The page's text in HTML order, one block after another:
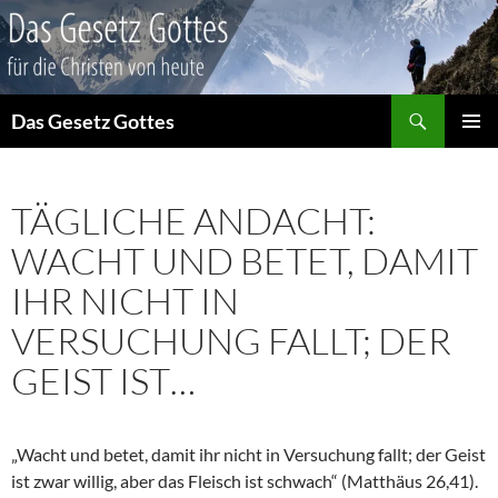
Das Gesetz Gottes
TÄGLICHE ANDACHT:
WACHT UND BETET, DAMIT
IHR NICHT IN
VERSUCHUNG FALLT; DER
GEIST IST…
„Wacht und betet, damit ihr nicht in Versuchung fallt; der Geist
ist zwar willig, aber das Fleisch ist schwach“ (Matthäus 26,41).